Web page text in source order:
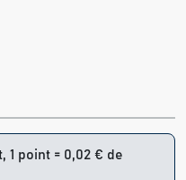
1 point = 0,02 € de